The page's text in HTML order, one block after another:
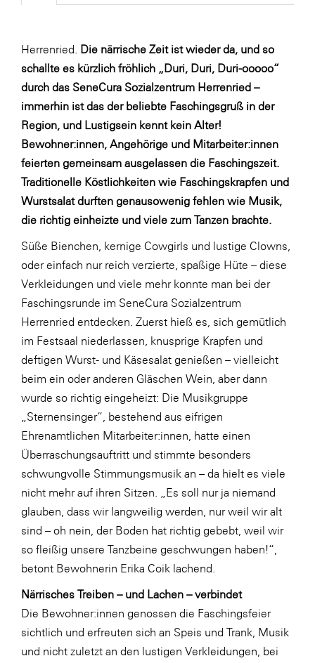
Fressnapf
FV Energierohstoff & Kraftstoff
Gardena
Gas Connect Austria
GBV - Verband gemeinnütziger
Bauvereinigungen
Getzner Werkstoffe
Heimat Österreich
ikp
Johnson & Johnson
JELD-WEN DANA
kosaplaner
LAT Nitrogen
Libro
Lidl Österreich
Die Menü-Manufaktur
MTH Retail Group
OMV
OptimaMed
PAGRO
PHH Rechtsanwält:innen
Primark
Salesforce
sebamed
SeneCura
SERVICE&MORE
Herrenried. Die närrische Zeit ist wieder da, und so
schallte es kürzlich fröhlich „Duri, Duri, Duri-ooooo“
durch das SeneCura Sozialzentrum Herrenried –
immerhin ist das der beliebte Faschingsgruß in der
Region, und Lustigsein kennt kein Alter!
Bewohner:innen, Angehörige und Mitarbeiter:innen
feierten gemeinsam ausgelassen die Faschingszeit.
Traditionelle Köstlichkeiten wie Faschingskrapfen und
Wurstsalat durften genausowenig fehlen wie Musik,
die richtig einheizte und viele zum Tanzen brachte.
Süße Bienchen, kernige Cowgirls und lustige Clowns,
oder einfach nur reich verzierte, spaßige Hüte – diese
Verkleidungen und viele mehr konnte man bei der
Faschingsrunde im SeneCura Sozialzentrum
Herrenried entdecken. Zuerst hieß es, sich gemütlich
im Festsaal niederlassen, knusprige Krapfen und
deftigen Wurst- und Käsesalat genießen – vielleicht
beim ein oder anderen Gläschen Wein, aber dann
wurde so richtig eingeheizt: Die Musikgruppe
„Sternensinger“, bestehend aus eifrigen
Ehrenamtlichen Mitarbeiter:innen, hatte einen
Überraschungsauftritt und stimmte besonders
schwungvolle Stimmungsmusik an – da hielt es viele
nicht mehr auf ihren Sitzen. „Es soll nur ja niemand
glauben, dass wir langweilig werden, nur weil wir alt
sind – oh nein, der Boden hat richtig gebebt, weil wir
so fleißig unsere Tanzbeine geschwungen haben!“,
betont Bewohnerin Erika Coik lachend.
Närrisches Treiben – und Lachen – verbindet
Die Bewohner:innen genossen die Faschingsfeier
sichtlich und erfreuten sich an Speis und Trank, Musik
und nicht zuletzt an den lustigen Verkleidungen, bei